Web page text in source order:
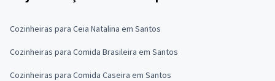
Cozinheiras para Ceia Natalina em Santos
Cozinheiras para Comida Brasileira em Santos
Cozinheiras para Comida Caseira em Santos